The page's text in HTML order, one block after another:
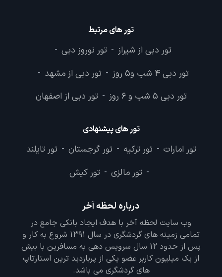
تور های مرتبط
تور دبی از شیراز - تور نوروز دبی -
تور دبی 4 شب و5 روز - تور دبی از مشهد -
تور دبی 5 شب و 6 روز - تور دبی از اصفهان
تور های پیشنهادی
تور امارات - تور ترکیه - تور گرجستان - تور تایلند
- تور مالزی - تور کیش
درباره لحظه آخر
وب سایت لحظه آخر با هدف ایجاد بانکی جامع در
تمامی زمینه های گردشگری در سال 1391 شروع به کار و
پس از حدود 12 سال سرویس دهی به مسافرین با بیش
از یک میلیون کاربر عضو یکی از پربازدید ترین استارتاپ
های گردشگری می باشد.